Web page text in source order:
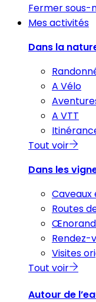
Fermer sous-
Mes activités
Dans la
A Vélo
A VTT
Tout voir
Dans les
Routes
Rendez-
Visites
Tout voir
Autour de